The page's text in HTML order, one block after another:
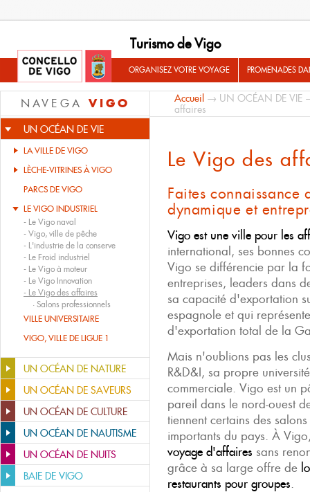
Turismo de Vigo
ORGANISEZ VOTRE VOYAGE PROMENADES
NAVEGA VIGO
UN OCÉAN DE VIE
LA VILLE DE VIGO
LÈCHE-VITRINES À VIGO
PARCS DE VIGO
LE VIGO INDUSTRIEL
- Le Vigo naval
- Vigo, ville de pêche
- L'industrie de la conserve
- Le Froid industriel
- Le Vigo à moteur
- Le Vigo Innovation
- Le Vigo des affaires
· Salons professionnels
VILLE UNIVERSITAIRE
VIGO, VILLE DE LIGUE 1
UN OCÉAN DE NATURE
UN OCÉAN DE SAVEURS
UN OCÉAN DE CULTURE
UN OCÉAN DE NAUTISME
UN OCÉAN DE NUITS
BAIE DE VIGO
Accueil → UN OCÉAN DE VIE
affaires
Le Vigo des
Faites connaissance
dynamique et
Vigo est une ville pour les
international, ses bonnes
Vigo se différencie par la
entreprises, leaders dans
sa capacité d'exportation
espagnole et qui
d'exportation total de la
Mais n'oublions pas les
R&D&I, sa propre
commerciale. Vigo est un
pareil dans le nord-ouest
tiennent certains des
importants du pays. À
voyage d'affaires sans
grâce à sa large offre de
restaurants pour groupes.